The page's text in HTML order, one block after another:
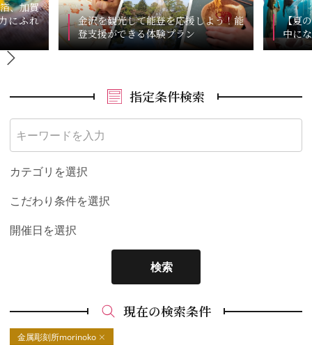
、加賀
にふれ
金沢を観光して能登を応援しよう！能
登支援ができる体験プラン
【夏
中に
指定条件検索
カテゴリを選択
こだわり条件を選択
開催日を選択
検索
現在の検索条件
金属彫刻所morinoko